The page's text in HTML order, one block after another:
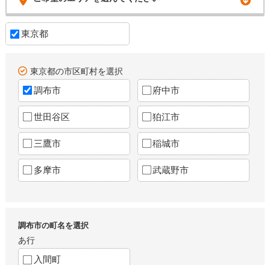
東京都
東京都の市区町村を選択
調布市 府中市
世田谷区 狛江市
三鷹市 稲城市
多摩市 武蔵野市
調布市の町名を選択
あ行
入間町